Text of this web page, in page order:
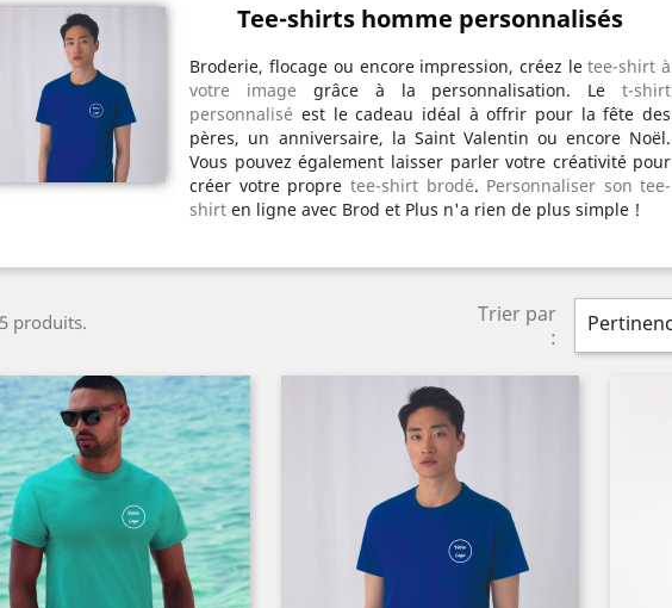
Tee-shirts homme personnalisés
Broderie, flocage ou encore impression, créez letee-shirt à
votre image grâce à la personnalisation. Let-shirt
personnalisé est le cadeau idéal à offrir pour la fête des
pères, un anniversaire, la Saint Valentin ou encore Noël.
Vous pouvez également laisser parler votre créativité pour
créer votre propre tee-shirt brodé. Personnaliser son tee-
shirt en ligne avec Brod et Plus n'a rien de plus simple !
produits.
Trier par
: